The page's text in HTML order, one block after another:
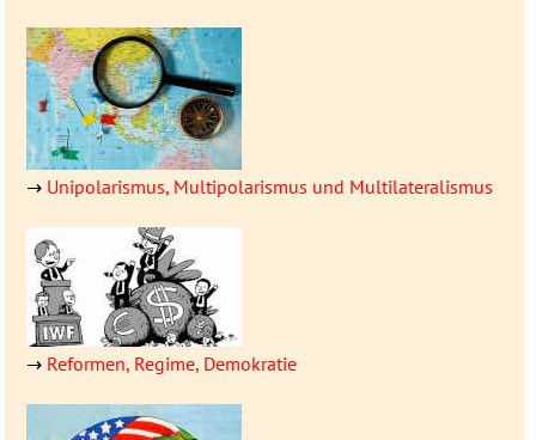
→ Unipolarismus, Multipolarismus und Multilateralismus
→ Reformen, Regime, Demokratie